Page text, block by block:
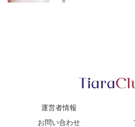
運営者情報
お問い合わせ